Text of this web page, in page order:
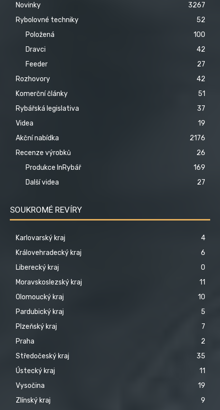
Novinky
3267
Rybolovné techniky
52
Položená
100
Dravci
42
Feeder
27
Rozhovory
42
Komerční články
51
Rybářská legislativa
37
Videa
19
Akční nabídka
2176
Recenze výrobků
26
Produkce InRybář
169
Další videa
27
SOUKROMÉ REVÍRY
Karlovarský kraj
4
Královehradecký kraj
6
Liberecký kraj
0
Moravskoslezský kraj
11
Olomoucký kraj
10
Pardubický kraj
5
Plzeňský kraj
7
Praha
2
Středočeský kraj
35
Ústecký kraj
11
Vysočina
19
Zlínský kraj
9